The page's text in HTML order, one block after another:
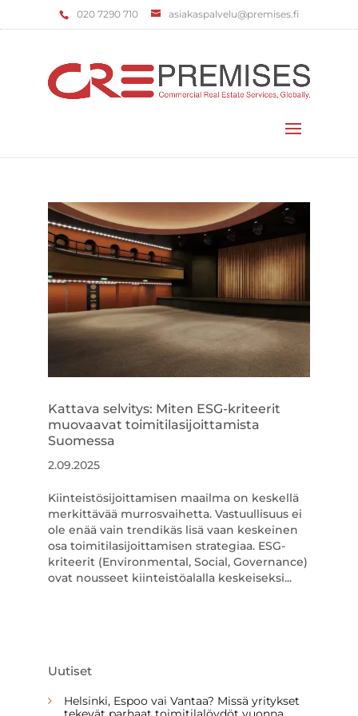
‌020 7290 710 asiakaspalvelu@premises.fi
Kattava selvitys: Miten ESG-kriteerit
muovaavat toimitilasijoittamista
Suomessa
2.09.2025
Kiinteistösijoittamisen maailma on keskellä
merkittävää murrosvaihetta. Vastuullisuus ei
ole enää vain trendikäs lisä vaan keskeinen
osa toimitilasijoittamisen strategiaa. ESG-
kriteerit (Environmental, Social, Governance)
ovat nousseet kiinteistöalalla keskeiseksi...
Uutiset
Helsinki, Espoo vai Vantaa? Missä yritykset